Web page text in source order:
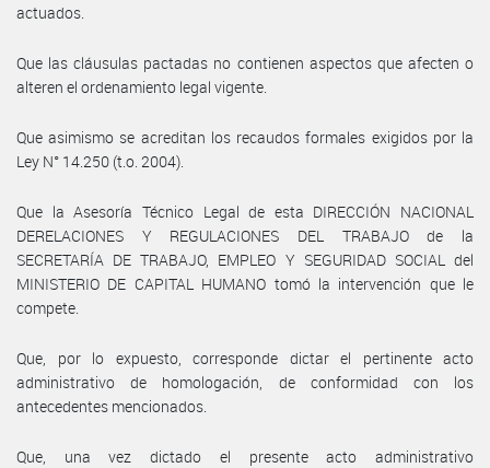
actuados.
Que las cláusulas pactadas no contienen aspectos que afecten o
alteren el ordenamiento legal vigente.
Que asimismo se acreditan los recaudos formales exigidos por la
Ley N° 14.250 (t.o. 2004).
Que la Asesoría Técnico Legal de esta DIRECCIÓN NACIONAL
DERELACIONES Y REGULACIONES DEL TRABAJO de la
SECRETARÍA DE TRABAJO, EMPLEO Y SEGURIDAD SOCIAL del
MINISTERIO DE CAPITAL HUMANO tomó la intervención que le
compete.
Que, por lo expuesto, corresponde dictar el pertinente acto
administrativo de homologación, de conformidad con los
antecedentes mencionados.
Que, una vez dictado el presente acto administrativo